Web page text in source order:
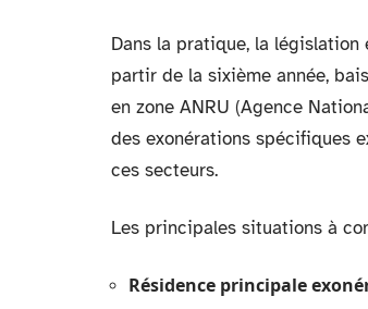
Dans la pratique, la législation
partir de la sixième année,
en zone ANRU (Agence
des exonérations spécifiques
ces secteurs.
Les principales situations à
Résidence principale